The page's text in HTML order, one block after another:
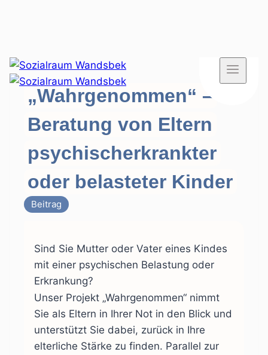
Zum
Inhalt
springen„Wahrgenommen“ –
Beratung von Eltern
psychischerkrankter
oder belasteter Kinder
Beitrag
Sind Sie Mutter oder Vater eines Kindes
mit einer psychischen Belastung oder
Erkrankung?
Unser Projekt „Wahrgenommen“ nimmt
Sie als Eltern in Ihrer Not in den Blick und
unterstützt Sie dabei, zurück in Ihre
elterliche Stärke zu finden. Parallel zur